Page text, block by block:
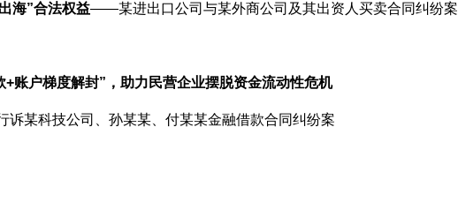
海”合法权益——某进出口公司与某外商公司及其出资人买卖合同纠纷案
+账户梯度解封”，助力民营企业摆脱资金流动性危机
某科技公司、孙某某、付某某金融借款合同纠纷案